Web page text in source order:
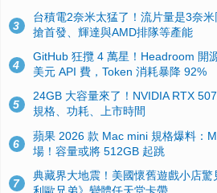
3
台積電2奈米太猛了！流片量是3奈
搶首發、輝達與AMD排隊等產能
4
GitHub 狂攬 4 萬星！Headroom 開
美元 API 費，Token 消耗暴降 92%
5
24GB 大容量來了！NVIDIA RTX
規格、功耗、上市時間
6
蘋果 2026 款 Mac mini 規格爆料：
場！容量或將 512GB 起跳
7
典藏界大地震！美國懷舊遊戲小店
利歐兄弟》變體任天堂卡帶